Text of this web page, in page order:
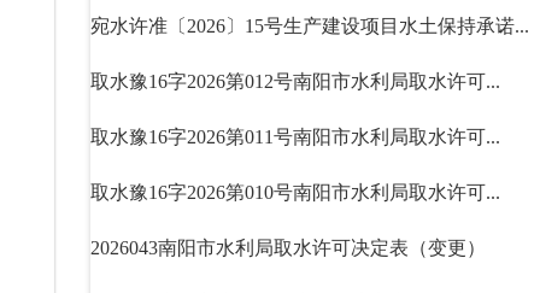
宛水许准〔2026〕15号生产建设项目水土保持承诺...
取水豫16字2026第012号南阳市水利局取水许可...
取水豫16字2026第011号南阳市水利局取水许可...
取水豫16字2026第010号南阳市水利局取水许可...
2026043南阳市水利局取水许可决定表（变更）